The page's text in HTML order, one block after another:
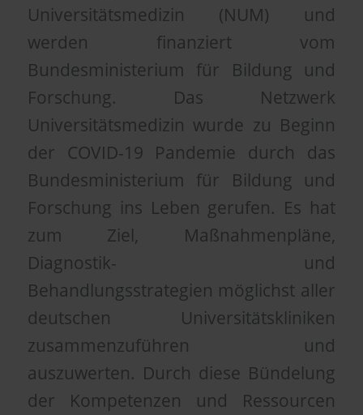
Universitätsmedizin (NUM) und
werden finanziert vom
Bundesministerium für Bildung und
Forschung. Das Netzwerk
Universitätsmedizin wurde zu Beginn
der COVID-19 Pandemie durch das
Bundesministerium für Bildung und
Forschung ins Leben gerufen. Es hat
zum Ziel, Maßnahmenpläne,
Diagnostik- und
Behandlungsstrategien möglichst aller
deutschen Universitätskliniken
zusammenzuführen und
auszuwerten. Durch diese Bündelung
der Kompetenzen und Ressourcen